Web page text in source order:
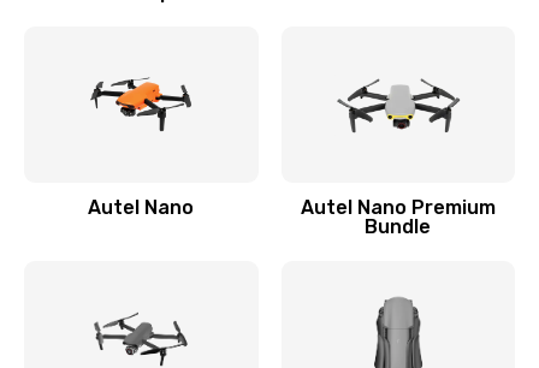
Autel Nano
Autel Nano Premium
Bundle